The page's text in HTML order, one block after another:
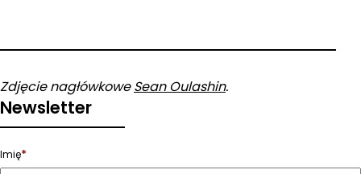
Zdjęcie nagłówkoweSean Oulashin.
Newsletter
Imię*